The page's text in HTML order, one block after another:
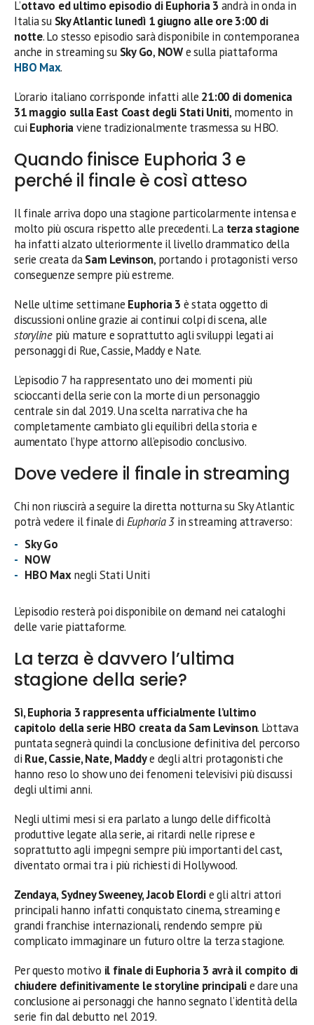
L’ottavo ed ultimo episodio di Euphoria 3 andrà in onda in
Italia su Sky Atlantic lunedì 1 giugno alle ore 3:00 di
notte. Lo stesso episodio sarà disponibile in contemporanea
anche in streaming su Sky Go, NOWe sulla piattaforma
HBO Max.
L’orario italiano corrisponde infatti alle 21:00 di domenica
31 maggio sulla East Coast degli Stati Uniti, momento in
cui Euphoriaviene tradizionalmente trasmessa su HBO.
Quando finisce Euphoria 3 e
perché il finale è così atteso
Il finale arriva dopo una stagione particolarmente intensa e
molto più oscura rispetto alle precedenti. La terza stagione
ha infatti alzato ulteriormente il livello drammatico della
serie creata daSam Levinson, portando i protagonisti verso
conseguenze sempre più estreme.
Nelle ultime settimane Euphoria 3 è stata oggetto di
discussioni online grazie ai continui colpi di scena, alle
storylinepiù mature e soprattutto agli sviluppi legati ai
personaggi di Rue, Cassie, Maddy e Nate.
L’episodio 7 ha rappresentato uno dei momenti più
scioccanti della serie con la morte di un personaggio
centrale sin dal 2019. Una scelta narrativa che ha
completamente cambiato gli equilibri della storia e
aumentato l’hype attorno all’episodio conclusivo.
Dove vedere il finale in streaming
Chi non riuscirà a seguire la diretta notturna su Sky Atlantic
potrà vedere il finale di Euphoria 3 in streaming attraverso:
Sky Go
NOW
HBO Maxnegli Stati Uniti
L’episodio resterà poi disponibile on demand nei cataloghi
delle varie piattaforme.
La terza è davvero l’ultima
stagione della serie?
Sì, Euphoria 3 rappresenta ufficialmente l’ultimo
capitolo della serie HBO creata da Sam Levinson. L’ottava
puntata segnerà quindi la conclusione definitiva del percorso
di Rue, Cassie, Nate, Maddye degli altri protagonisti che
hanno reso lo show uno dei fenomeni televisivi più discussi
degli ultimi anni.
Negli ultimi mesi si era parlato a lungo delle difficoltà
produttive legate alla serie, ai ritardi nelle riprese e
soprattutto agli impegni sempre più importanti del cast,
diventato ormai tra i più richiesti di Hollywood.
Zendaya, Sydney Sweeney, Jacob Elordie gli altri attori
principali hanno infatti conquistato cinema, streaming e
grandi franchise internazionali, rendendo sempre più
complicato immaginare un futuro oltre la terza stagione.
Per questo motivo il finale di Euphoria 3 avrà il compito di
chiudere definitivamente le storyline principalie dare una
conclusione ai personaggi che hanno segnato l’identità della
serie fin dal debutto nel 2019.